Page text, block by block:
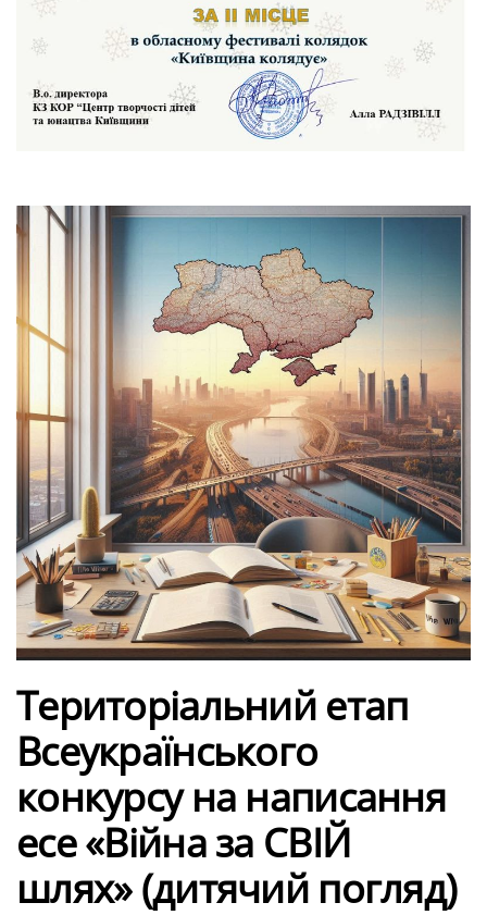
Територіальний етап
Всеукраїнського
конкурсу на написання
есе «Війна за СВІЙ
шлях» (дитячий погляд)